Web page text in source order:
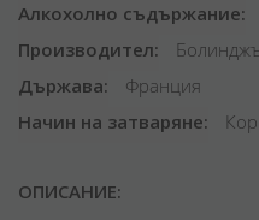
Алкохолно съдържание
Производител
Държава
Франция
Начин на затваряне
ОПИСАНИЕ: